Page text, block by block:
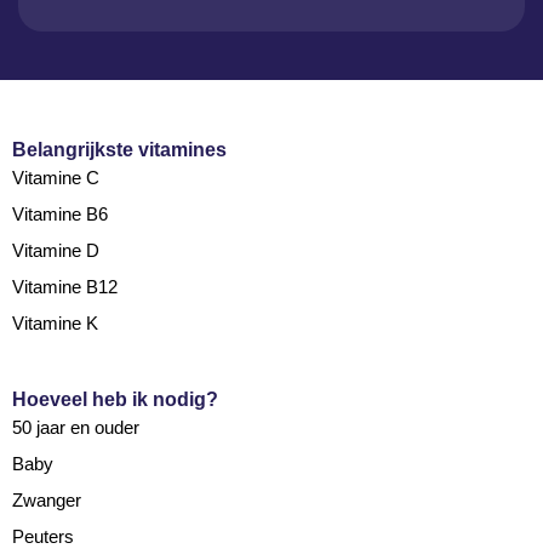
Belangrijkste vitamines
Vitamine C
Vitamine B6
Vitamine D
Vitamine B12
Vitamine K
Hoeveel heb ik nodig?
50 jaar en ouder
Baby
Zwanger
Peuters